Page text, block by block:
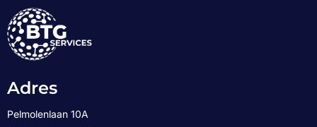
Adres
Pelmolenlaan 10A